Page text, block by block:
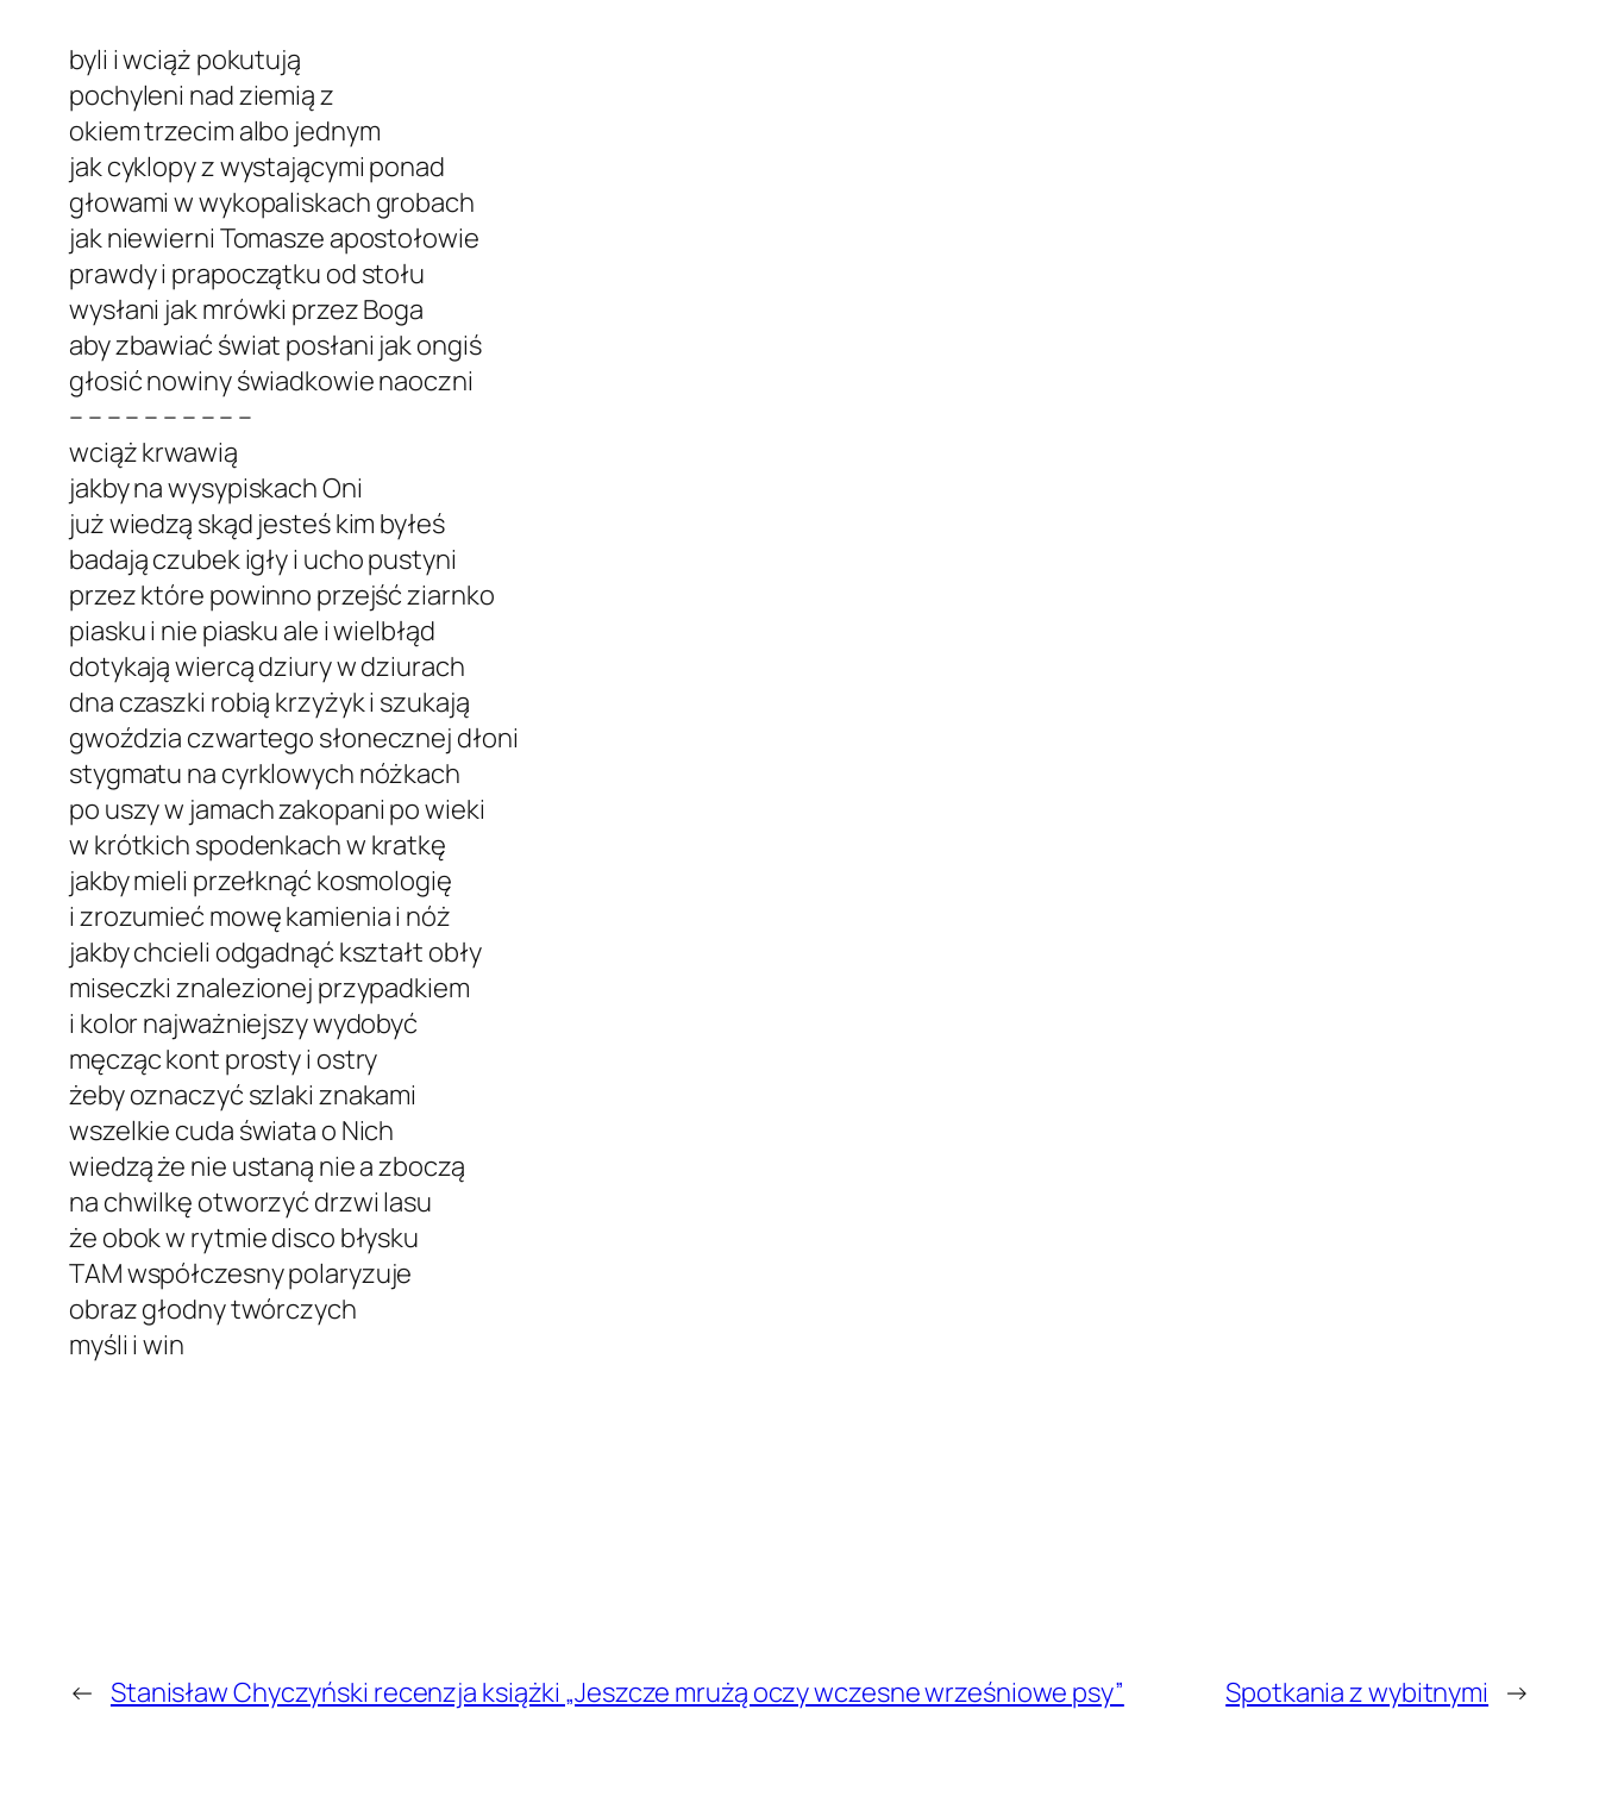
byli i wciąż pokutują
pochyleni nad ziemią z
okiem trzecim albo jednym
jak cyklopy z wystającymi ponad
głowami w wykopaliskach grobach
jak niewierni Tomasze apostołowie
prawdy i prapoczątku od stołu
wysłani jak mrówki przez Boga
aby zbawiać świat posłani jak ongiś
głosić nowiny świadkowie naoczni
– – – – – – – – – –
wciąż krwawią
jakby na wysypiskach Oni
już wiedzą skąd jesteś kim byłeś
badają czubek igły i ucho pustyni
przez które powinno przejść ziarnko
piasku i nie piasku ale i wielbłąd
dotykają wiercą dziury w dziurach
dna czaszki robią krzyżyk i szukają
gwoździa czwartego słonecznej dłoni
stygmatu na cyrklowych nóżkach
po uszy w jamach zakopani po wieki
w krótkich spodenkach w kratkę
jakby mieli przełknąć kosmologię
i zrozumieć mowę kamienia i nóż
jakby chcieli odgadnąć kształt obły
miseczki znalezionej przypadkiem
i kolor najważniejszy wydobyć
męcząc kont prosty i ostry
żeby oznaczyć szlaki znakami
wszelkie cuda świata o Nich
wiedzą że nie ustaną nie a zboczą
na chwilkę otworzyć drzwi lasu
że obok w rytmie disco błysku
TAM współczesny polaryzuje
obraz głodny twórczych
myśli i win
← Stanisław Chyczyński recenzja książki „Jeszcze mrużą oczy wczesne wrześniowe psy” Spotkania z wybitnymi →